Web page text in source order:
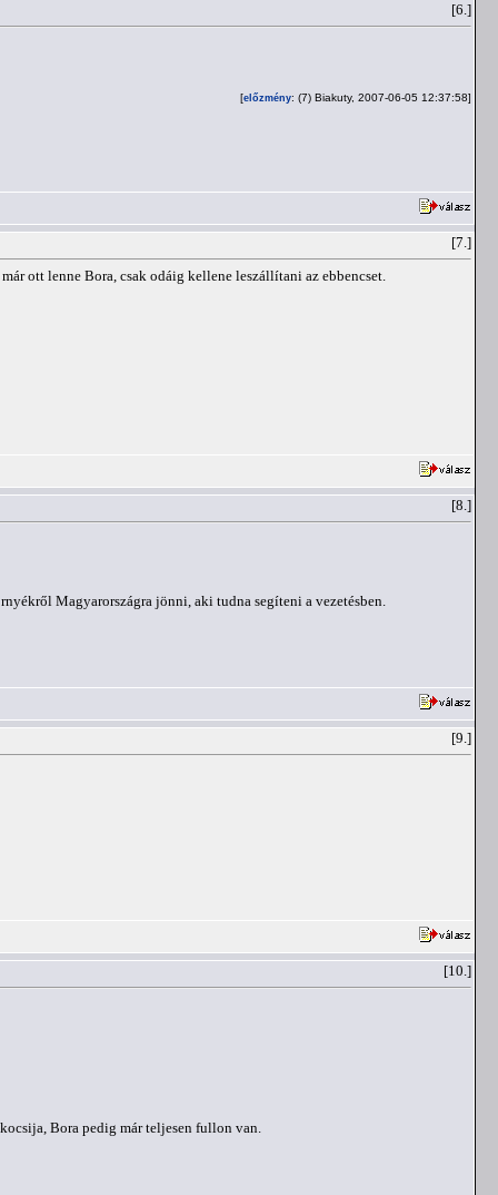
[6.]
[előzmény: (7) Biakuty, 2007-06-05 12:37:58]
[7.]
ott lenne Bora, csak odáig kellene leszállítani az ebbencset.
[8.]
Magyarországra jönni, aki tudna segíteni a vezetésben.
[9.]
[10.]
Bora pedig már teljesen fullon van.